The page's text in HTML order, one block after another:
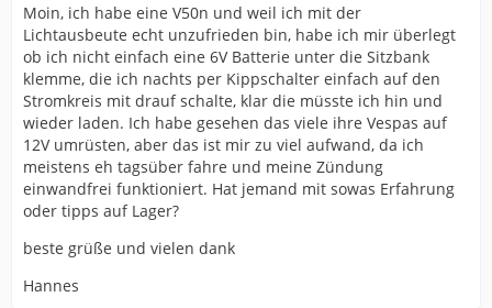
Moin, ich habe eine V50n und weil ich mit der
Lichtausbeute echt unzufrieden bin, habe ich mir überlegt
ob ich nicht einfach eine 6V Batterie unter die Sitzbank
klemme, die ich nachts per Kippschalter einfach auf den
Stromkreis mit drauf schalte, klar die müsste ich hin und
wieder laden. Ich habe gesehen das viele ihre Vespas auf
12V umrüsten, aber das ist mir zu viel aufwand, da ich
meistens eh tagsüber fahre und meine Zündung
einwandfrei funktioniert. Hat jemand mit sowas Erfahrung
oder tipps auf Lager?
beste grüße und vielen dank
Hannes